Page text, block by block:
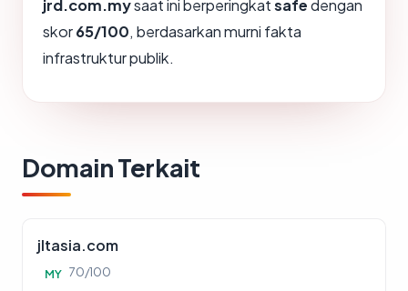
jrd.com.mysaat ini berperingkatsafedengan
skor65/100, berdasarkan murni fakta
infrastruktur publik.
Domain Terkait
jltasia.com
MY 70/100